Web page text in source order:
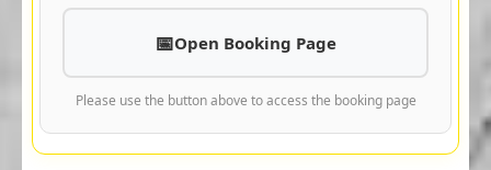
Open Booking Page
Please use the button above to access the booking page